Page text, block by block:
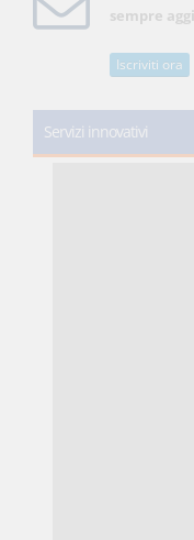
sempre
Iscriviti ora
Servizi innovativi